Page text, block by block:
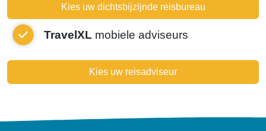
Kies uw dichtsbijzijnde reisbureau
TravelXL mobiele adviseurs
Kies uw reisadviseur